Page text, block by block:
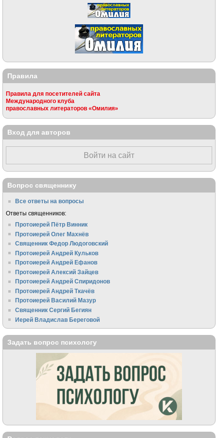
Правила
Правила для посетителей сайта
Международного клуба
православных литераторов «Омилия»
Вход для авторов
Войти на сайт
Вопрос священнику
Все ответы на вопросы
Ответы священников:
Протоиерей Пётр Винник
Протоиерей Олег Махнёв
Священник Федор Людоговский
Протоиерей Андрей Кульков
Протоиерей Андрей Ефанов
Протоиерей Алексий Зайцев
Протоиерей Андрей Спиридонов
Протоиерей Андрей Ткачёв
Протоиерей Василий Мазур
Священник Сергий Бегиян
Иерей Владислав Береговой
Задать вопрос психологу